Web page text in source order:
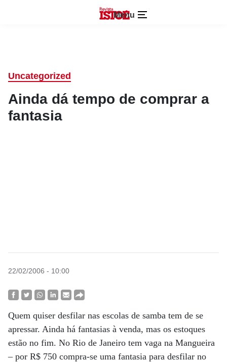
Menu
Uncategorized
Ainda dá tempo de comprar a
fantasia
22/02/2006 - 10:00
Quem quiser desfilar nas escolas de samba tem de se
apressar. Ainda há fantasias à venda, mas os estoques
estão no fim. No Rio de Janeiro tem vaga na Mangueira
– por R$ 750 compra-se uma fantasia para desfilar no